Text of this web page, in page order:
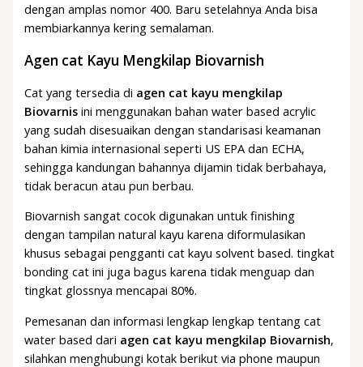
dengan amplas nomor 400. Baru setelahnya Anda bisa
membiarkannya kering semalaman.
Agen cat Kayu Mengkilap Biovarnish
Cat yang tersedia di agen cat kayu mengkilap
Biovarnis ini menggunakan bahan water based acrylic
yang sudah disesuaikan dengan standarisasi keamanan
bahan kimia internasional seperti US EPA dan ECHA,
sehingga kandungan bahannya dijamin tidak berbahaya,
tidak beracun atau pun berbau.
Biovarnish sangat cocok digunakan untuk finishing
dengan tampilan natural kayu karena diformulasikan
khusus sebagai pengganti cat kayu solvent based. tingkat
bonding cat ini juga bagus karena tidak menguap dan
tingkat glossnya mencapai 80%.
Pemesanan dan informasi lengkap lengkap tentang cat
water based dari agen cat kayu mengkilap Biovarnish,
silahkan menghubungi kotak berikut via phone maupun